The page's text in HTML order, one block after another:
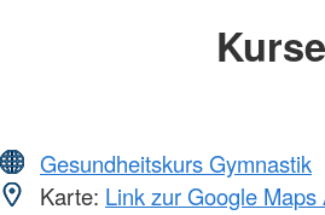
Kurse
Gesundheitskurs Gymnastik
Karte: Link zur Google Maps